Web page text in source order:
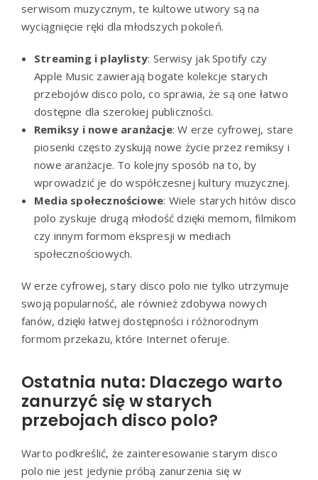
serwisom muzycznym, te kultowe utwory są na
wyciągnięcie ręki dla młodszych pokoleń.
Streaming i playlisty: Serwisy jak Spotify czy
Apple Music zawierają bogate kolekcje starych
przebojów disco polo, co sprawia, że są one łatwo
dostępne dla szerokiej publiczności.
Remiksy i nowe aranżacje: W erze cyfrowej, stare
piosenki często zyskują nowe życie przez remiksy i
nowe aranżacje. To kolejny sposób na to, by
wprowadzić je do współczesnej kultury muzycznej.
Media społecznościowe: Wiele starych hitów disco
polo zyskuje drugą młodość dzięki memom, filmikom
czy innym formom ekspresji w mediach
społecznościowych.
W erze cyfrowej, stary disco polo nie tylko utrzymuje
swoją popularność, ale również zdobywa nowych
fanów, dzięki łatwej dostępności i różnorodnym
formom przekazu, które Internet oferuje.
Ostatnia nuta: Dlaczego warto
zanurzyć się w starych
przebojach disco polo?
Warto podkreślić, że zainteresowanie starym disco
polo nie jest jedynie próbą zanurzenia się w